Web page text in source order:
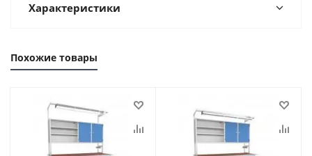
Характеристики
Похожие товары